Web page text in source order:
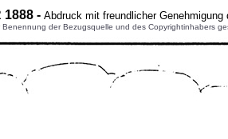
- Abdruck mit freundlicher
der Bezugsquelle und des Copyrightinhabers